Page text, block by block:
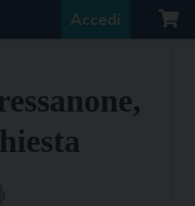
Accedi